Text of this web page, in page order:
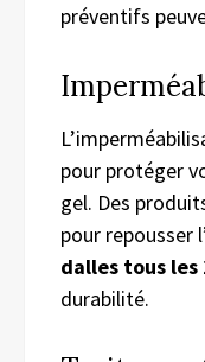
préventifs
pour protéger
gel. Des
pour repousser
dalles tous les
durabilité.